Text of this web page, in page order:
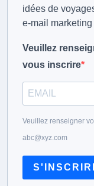
idées de
e-mail
Veuillez
vous inscrire
Veuillez renseigner
abc@xyz.com